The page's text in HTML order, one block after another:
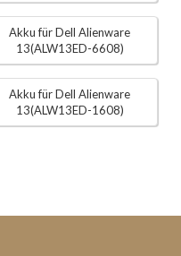
Akku für Dell Alienware
13(ALW13ED-6608)
Akku für Dell Alienware
13(ALW13ED-1608)